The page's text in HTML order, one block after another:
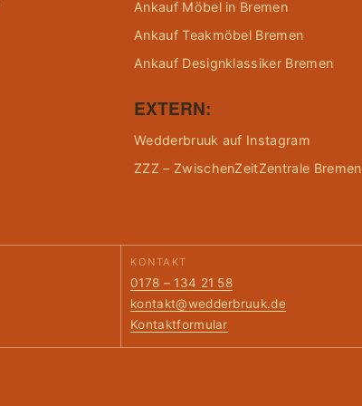
Ankauf Möbel in Bremen
Ankauf Teakmöbel Bremen
Ankauf Designklassiker Bremen
EXTERN:
Wedderbruuk auf Instagram
ZZZ – ZwischenZeitZentrale Bremen
KONTAKT
0178 – 134 21 58
kontakt@wedderbruuk.de
Kontaktformular